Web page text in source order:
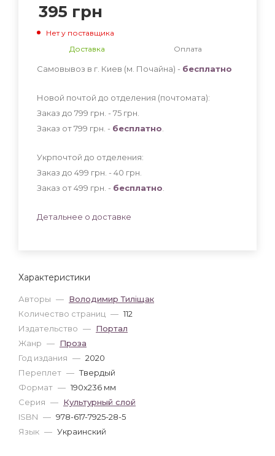
Характеристики
Авторы — Володимир Тиліщак
Количество страниц — 112
Издательство — Портал
Жанр — Проза
Год издания — 2020
Переплет — Твердый
Формат — 190x236 мм
Серия — Культурный слой
ISBN — 978-617-7925-28-5
Язык — Украинский
395 грн
Нет у поставщика
Доставка
Оплата
Самовывоз в г. Киев (м. Почайна) - бесплатно
Новой почтой до отделения (почтомата):
Заказ до 799 грн. - 75 грн
Заказ от 799 грн. - бесплатно
Укрпочтой до отделения:
Заказ до 499 грн. - 40 грн
Заказ от 499 грн. - бесплатно
Детальнее о доставке